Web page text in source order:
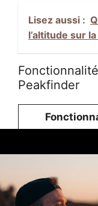
Lisez aussi :
l’altitude sur
Peakfinder
Données